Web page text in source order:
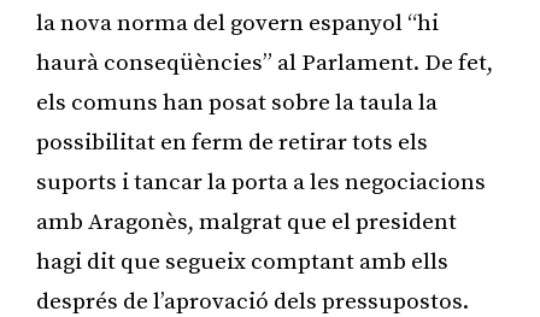
la nova norma del govern espanyol “hi
haurà conseqüències” al Parlament. De fet,
els comuns han posat sobre la taula la
possibilitat en ferm de retirar tots els
suports i tancar la porta a les negociacions
amb Aragonès, malgrat que el president
hagi dit que segueix comptant amb ells
després de l’aprovació dels pressupostos.